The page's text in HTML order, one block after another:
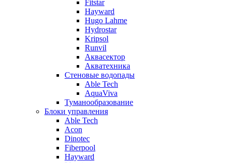
Fitstar
Hayward
Hugo Lahme
Hydrostar
Kripsol
Runvil
Аквасектор
Акватехника
Стеновые водопады
Able Tech
AquaViva
Туманообразование
Блоки управления
Able Tech
Acon
Dinotec
Fiberpool
Hayward